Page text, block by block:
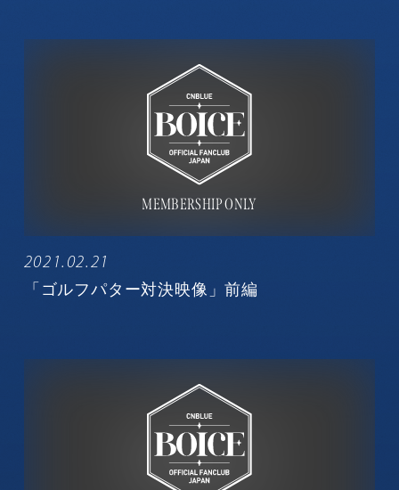
2021.02.21
「ゴルフパター対決映像」前編